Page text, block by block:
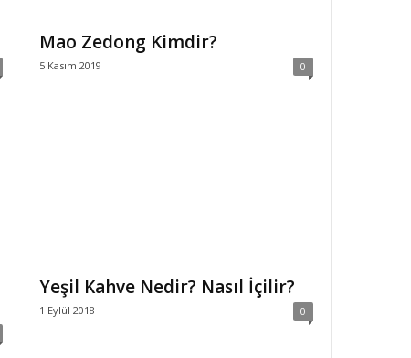
Mao Zedong Kimdir?
5 Kasım 2019 0
Yeşil Kahve Nedir? Nasıl İçilir?
1 Eylül 2018 0